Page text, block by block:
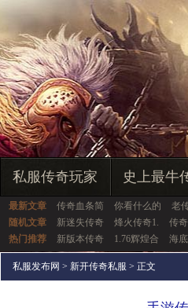
私服传奇玩家 史上最牛
最新文章 传奇血条简 你看什么的 老
随机文章
新迷失传奇 烽火传奇1. 传
热门推荐
新版本传奇 1.76辉煌合 海
私服发布网 > 新开传奇私服 > 正文